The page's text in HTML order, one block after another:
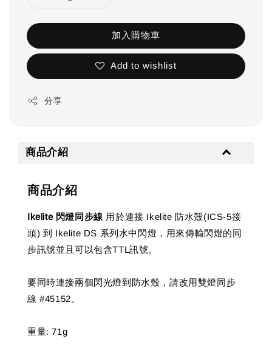
加入購物車
Add to wishlist
分享
商品介紹
商品介紹
Ikelite 閃燈同步線 用於連接 Ikelite 防水殼(ICS-5接
頭) 到 Ikelite DS 系列水中閃燈，用來傳輸閃燈的同
步訊號並且可以包含TTL訊號。
要同時連接兩個閃光燈到防水殼，請改用雙燈同步
線 #45152。
重量: 71g